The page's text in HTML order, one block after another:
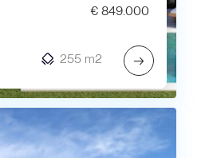
€ 849.000
255 m2 →